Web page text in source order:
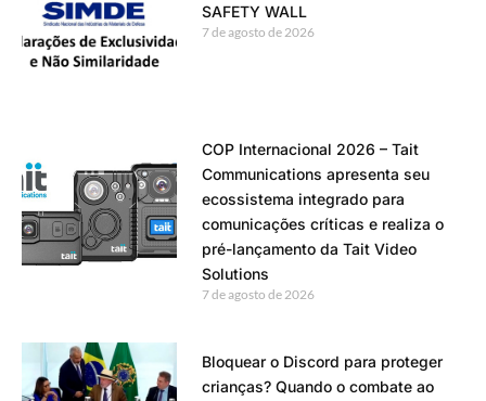
SAFETY WALL
7 de agosto de 2026
COP Internacional 2026 – Tait
Communications apresenta seu
ecossistema integrado para
comunicações críticas e realiza o
pré-lançamento da Tait Video
Solutions
7 de agosto de 2026
Bloquear o Discord para proteger
crianças? Quando o combate ao